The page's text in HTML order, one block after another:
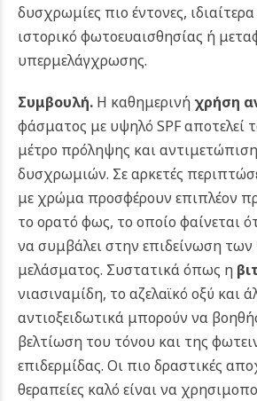
δυσχρωμίες πιο έντονες,
ιστορικό φωτοευαισθησίας ή
υπερμελάγχρωσης.
Συμβουλή. Η καθημερινή χρήση
φάσματος με υψηλό SPF αποτελεί
μέτρο πρόληψης και
δυσχρωμιών. Σε αρκετές
με χρώμα προσφέρουν επιπλέον
το ορατό φως, το οποίο φαίνεται
να συμβάλει στην επιδείνωση
μελάσματος. Συστατικά όπως η
νιασιναμίδη, το αζελαϊκό οξύ και
αντιοξειδωτικά μπορούν να
βελτίωση του τόνου και της
επιδερμίδας. Οι πιο δραστικές
θεραπείες καλό είναι να